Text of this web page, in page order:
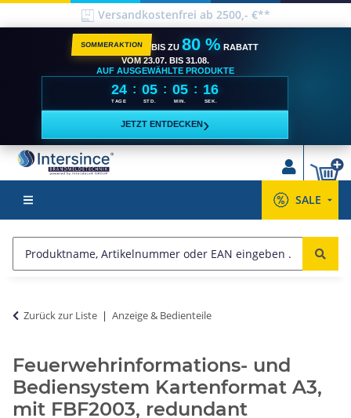
Versandkostenfrei ab 2500,- €**
SOMMERAKTION BIS ZU 80 % RABATT
VOM 23.07. BIS 31.08.
AUF AUSGEWÄHLTE PRODUKTE
24
TAGE
: 05
STD.
: 05
MIN.
: 15
SEK.
JETZT ENTDECKEN ›
SALE
Zurück zur Liste Anzeige & Bedienteile
Feuerwehrinformations- und
Bediensystem Kartenformat A3,
mit FBF2003, redundant